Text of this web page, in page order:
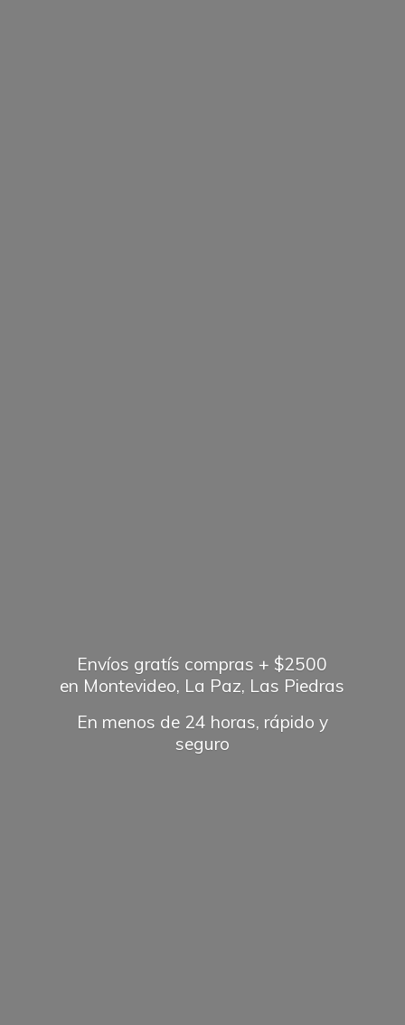
Envíos gratís compras + $2500
en Montevideo, La Paz, Las Piedras
En menos de 24 horas, rápido y
seguro